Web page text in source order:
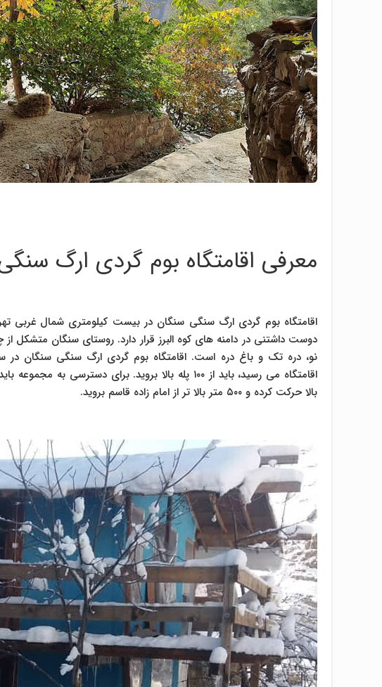
معرفی اقامتگاه بوم گردی ارگ
اقامتگاه بوم گردی ارگ سنگی سنگان در بیست کیلومتری شمال غربی
دوست داشتنی در دامنه های کوه البرز قرار دارد. روستای سنگان متشکل
نو، دره تک و باغ دره است. اقامتگاه بوم گردی ارگ سنگی سنگان در
اقامتگاه می رسید، باید از ۱۰۰ پله بالا بروید. برای
بالا حرکت کرده و ۵۰۰ متر بالا تر از امام زاده قاسم بروید.